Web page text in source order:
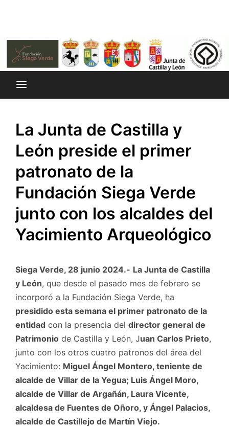
La Junta de Castilla y
León preside el primer
patronato de la
Fundación Siega Verde
junto con los alcaldes del
Yacimiento Arqueológico
Siega Verde, 28 junio 2024.- La Junta de Castilla
y León, que desde el pasado mes de febrero se
incorporó a la Fundación Siega Verde, ha
presidido esta semana el primer patronato de la
entidad con la presencia del director general de
Patrimonio de Castilla y León, Juan Carlos Prieto,
junto con los otros cuatro patronos del área del
Yacimiento: Miguel Ángel Montero, teniente de
alcalde de Villar de la Yegua; Luis Ángel Moro,
alcalde de Villar de Argañán, Laura Vicente,
alcaldesa de Fuentes de Oñoro, y Ángel Palacios,
alcalde de Castillejo de Martín Viejo.